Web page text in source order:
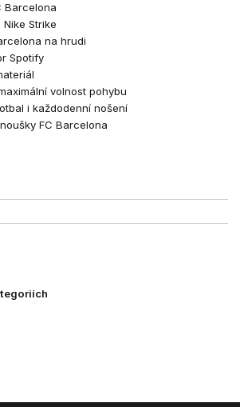
Barcelona
Strike
na hrudi
Spotify
volnost pohybu
i každodenní nošení
FC Barcelona